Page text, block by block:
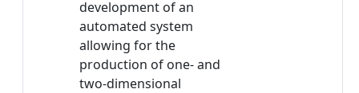
development of an
automated system
allowing for the
production of one- and
two-dimensional